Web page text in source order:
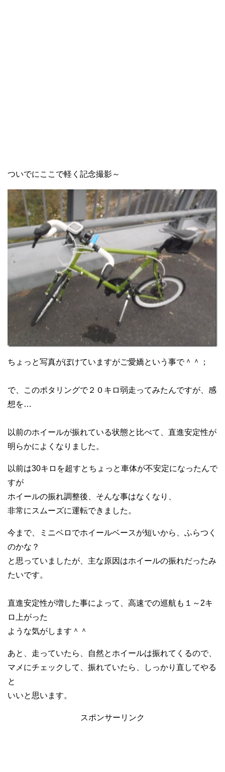
ついでにここで軽く記念撮影～
ちょっと写真がぼけていますがご愛嬌という事で＾＾；
で、このポタリングで２０キロ弱走ってみたんですが、感
想を…
以前のホイールが振れている状態と比べて、直進安定性が
明らかによくなりました。
以前は30キロを超すとちょっと車体が不安定になったんで
すが
ホイールの振れ調整後、そんな事はなくなり、
非常にスムーズに運転できました。
今まで、ミニベロでホイールベースが短いから、ふらつく
のかな？
と思っていましたが、主な原因はホイールの振れだったみ
たいです。
直進安定性が増した事によって、高速での巡航も１～2キ
ロ上がった
ような気がします＾＾
あと、走っていたら、自然とホイールは振れてくるので、
マメにチェックして、振れていたら、しっかり直してやる
と
いいと思います。
スポンサーリンク